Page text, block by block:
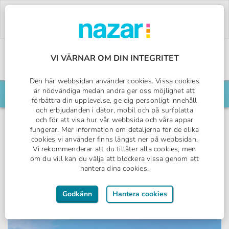
Använd koden:PW26. Boka nu »
Nazar logotyp
Sök din resa här
Lara/Antalya, Turkiet
Delphin Be Resort
VI VÄRNAR OM DIN INTEGRITET
Den här webbsidan använder cookies. Vissa cookies
är nödvändiga medan andra ger oss möjlighet att
förbättra din upplevelse, ge dig personligt innehåll
och erbjudanden i dator, mobil och på surfplatta
och för att visa hur vår webbsida och våra appar
fungerar. Mer information om detaljerna för de olika
cookies vi använder finns längst ner på webbsidan.
Vi rekommenderar att du tillåter alla cookies, men
om du vill kan du välja att blockera vissa genom att
hantera dina cookies.
Godkänn Hantera cookies